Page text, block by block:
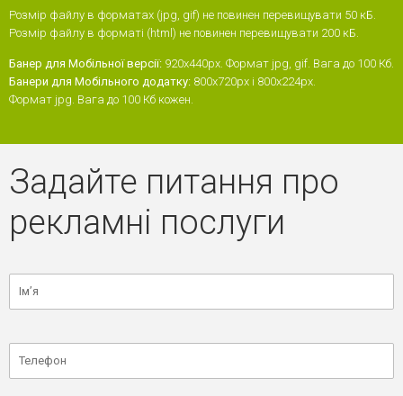
Розмір файлу в форматах (jpg, gif) не повинен перевищувати 50 кБ.
Розмір файлу в форматі (html) не повинен перевищувати 200 кБ.
Банер для Мобільної версії: 920x440px. Формат jpg, gif. Вага до 100 Кб.
Банери для Мобільного додатку: 800х720px і 800х224px.
Формат jpg. Вага до 100 Кб кожен.
Задайте питання про
рекламні послуги